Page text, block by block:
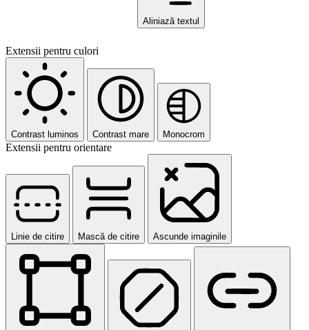
Aliniază textul
Extensii pentru culori
Contrast luminos Contrast mare Monocrom
Extensii pentru orientare
Linie de citire Mască de citire Ascunde imaginile